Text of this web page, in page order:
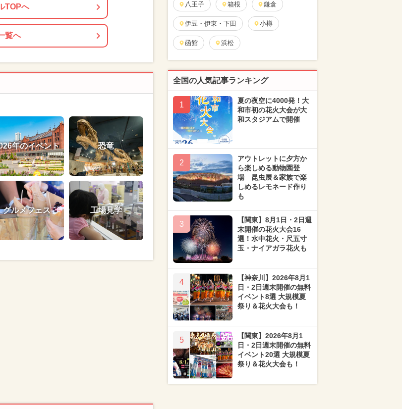
TOPへ
覧へ
年のイベント 恐竜
グルメフェス 工場見学
八王子 箱根 鎌倉
伊豆・伊東・下田 小樽
函館 浜松
全国の人気記事ランキング
1
夏の夜空に4000発！大
和市初の花火大会が大
和スタジアムで開催
2
アウトレットに夕方か
ら楽しめる動物園登
場 昆虫展＆家族で楽
しめるレモネード作り
も
3
【関東】8月1日・2日週
末開催の花火大会16
選！水中花火・尺五寸
玉・ナイアガラ花火も
4
【神奈川】2026年8月1
日・2日週末開催の無料
イベント8選 大規模夏
祭り＆花火大会も！
5
【関東】2026年8月1
日・2日週末開催の無料
イベント20選 大規模夏
祭り＆花火大会も！